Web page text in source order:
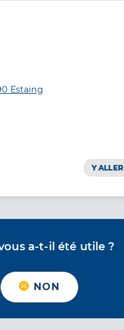
Estaing
Y ALLER
a-t-il été utile ?
NON